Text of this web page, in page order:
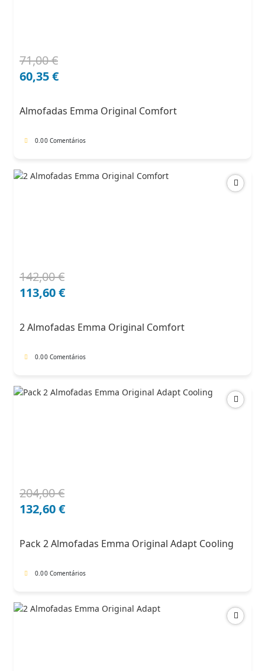
71,00€
O
preço
71,00 €.
60,35€
O
preço
60,35 €.
Almofadas Emma Original Comfort
0.00 Comentários
142,00€
O
preço
142,00 €.
113,60€
O
preço
113,60 €.
2 Almofadas Emma Original Comfort
0.00 Comentários
204,00€
O
preço
204,00 €.
132,60€
O
preço
132,60 €.
Pack 2 Almofadas Emma Original Adapt Cooling
0.00 Comentários